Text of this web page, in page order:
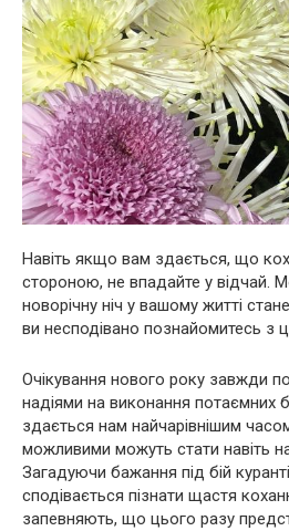
Навіть якщо вам здається, що
стороною, не впадайте у відчай.
новорічну ніч у вашому житті
ви несподівано познайомитесь з
Очікування нового року завжди
надіями на виконання потаємних
здається нам найчарівнішим
можливими можуть стати навіть
Загадуючи бажання під бій
сподівається пізнати щастя
запевняють, що цього разу